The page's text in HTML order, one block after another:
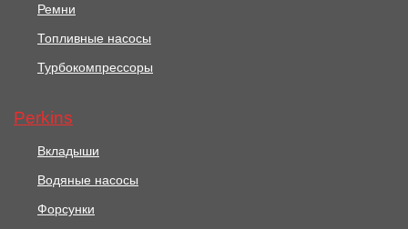
Ремни
Топливные насосы
Турбокомпрессоры
Perkins
Вкладыши
Водяные насосы
Форсунки